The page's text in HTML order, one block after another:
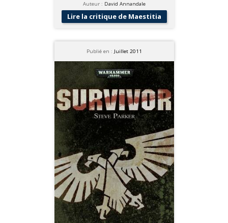
Auteur : David Annandale
Lire la critique de Maestitia
Publié en : Juillet 2011